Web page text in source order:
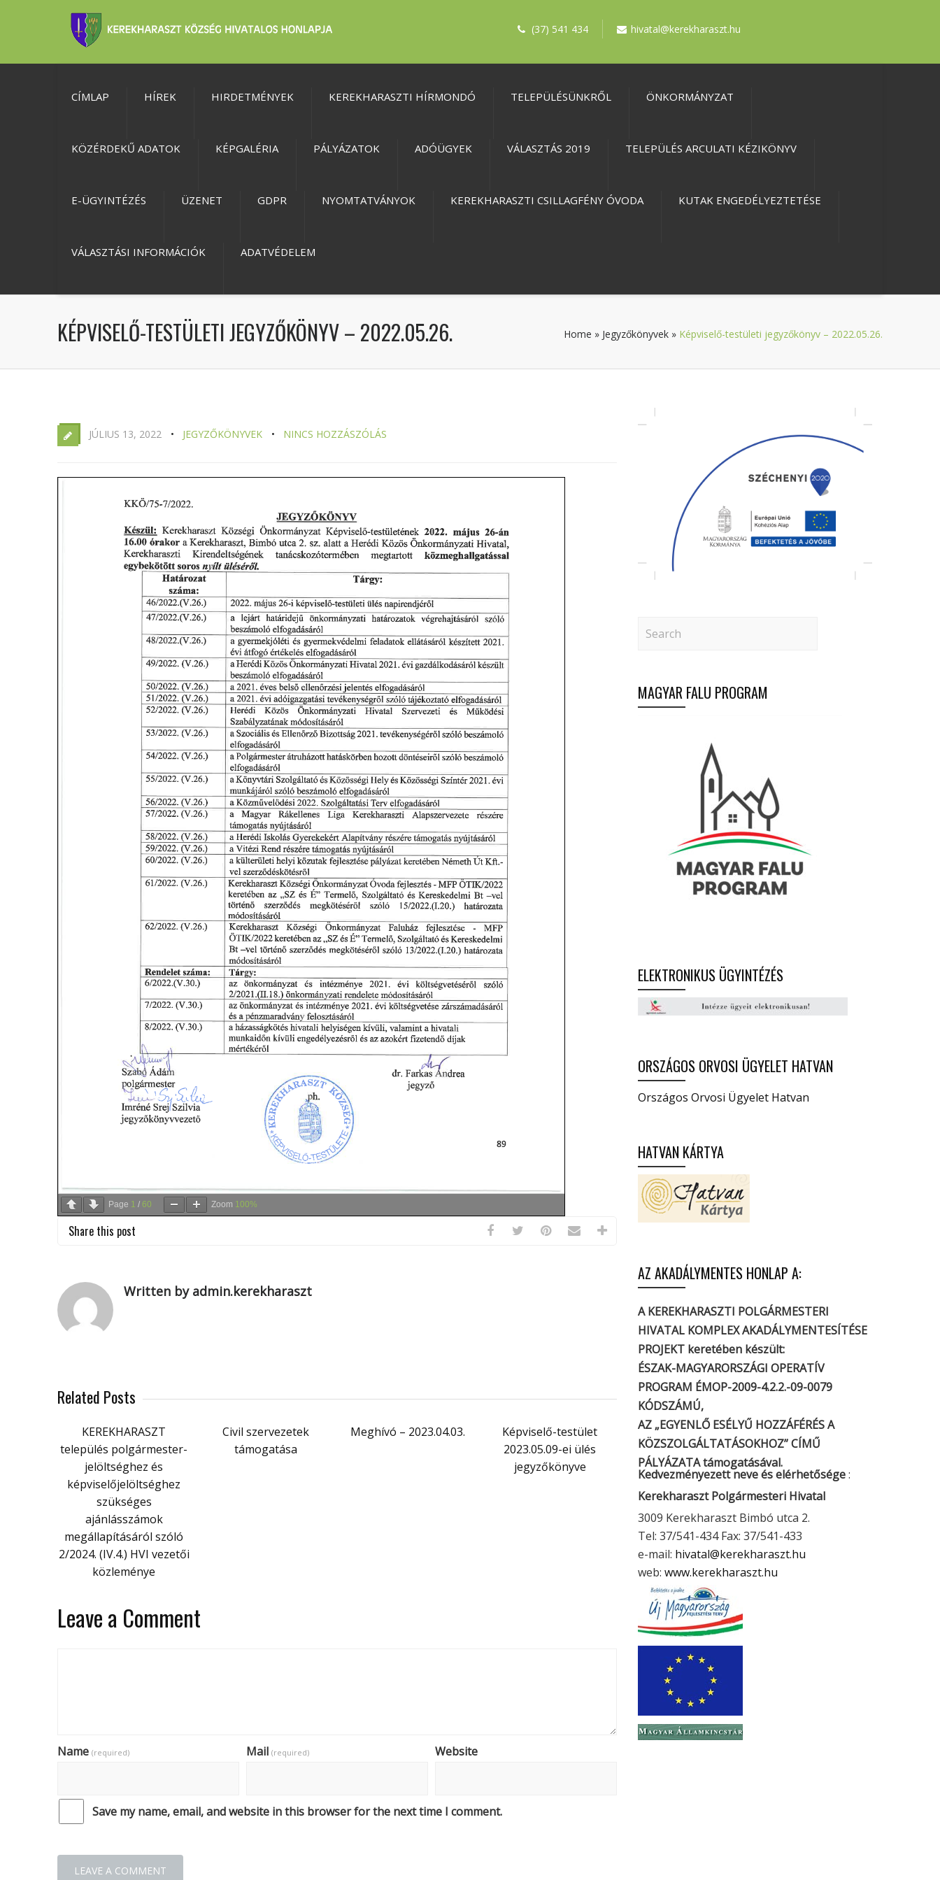
(37) 541 434 hivatal@kerekharaszt.hu
CÍMLAP HÍREK HIRDETMÉNYEK KEREKHARASZTI HÍRMONDÓ TELEPÜLÉSÜNKRŐL ÖNKORMÁNYZAT
KÖZÉRDEKŰ ADATOK KÉPGALÉRIA PÁLYÁZATOK ADÓÜGYEK VÁLASZTÁS 2019 TELEPÜLÉS ARCULATI KÉZIKÖNYV
E-ÜGYINTÉZÉS ÜZENET GDPR NYOMTATVÁNYOK KEREKHARASZTI CSILLAGFÉNY ÓVODA KUTAK ENGEDÉLYEZTETÉSE
VÁLASZTÁSI INFORMÁCIÓK ADATVÉDELEM
KÉPVISELŐ-TESTÜLETI JEGYZŐKÖNYV – 2022.05.26. Home » Jegyzőkönyvek » Képviselő-testületi jegyzőkönyv – 2022.05.26.
JÚLIUS 13, 2022 JEGYZŐKÖNYVEK NINCS HOZZÁSZÓLÁS
Page 1 / 60 Zoom 100%
Share this post
Written by admin.kerekharaszt
Related Posts
KEREKHARASZT
település polgármester-
jelöltséghez és
képviselőjelöltséghez
szükséges
ajánlásszámok
megállapításáról szóló
2/2024. (IV.4.) HVI vezetői
közleménye
Civil szervezetek
támogatása
Meghívó – 2023.04.03.
Képviselő-testület
2023.05.09-ei ülés
jegyzőkönyve
Leave a Comment
Name (required) Mail (required) Website
Save my name, email, and website in this browser for the next time I comment.
MAGYAR FALU PROGRAM
ELEKTRONIKUS ÜGYINTÉZÉS
ORSZÁGOS ORVOSI ÜGYELET HATVAN
Országos Orvosi Ügyelet Hatvan
HATVAN KÁRTYA
AZ AKADÁLYMENTES HONLAP A:
A KEREKHARASZTI POLGÁRMESTERI
HIVATAL KOMPLEX AKADÁLYMENTESÍTÉSE
PROJEKT keretében készült:
ÉSZAK-MAGYARORSZÁGI OPERATÍV
PROGRAM ÉMOP-2009-4.2.2.-09-0079
KÓDSZÁMÚ,
AZ „EGYENLŐ ESÉLYŰ HOZZÁFÉRÉS A
KÖZSZOLGÁLTATÁSOKHOZ” CÍMŰ
PÁLYÁZATA támogatásával.
Kedvezményezett neve és elérhetősége:
Kerekharaszt Polgármesteri Hivatal
3009 Kerekharaszt Bimbó utca 2.
Tel: 37/541-434 Fax: 37/541-433
e-mail: hivatal@kerekharaszt.hu
web: www.kerekharaszt.hu